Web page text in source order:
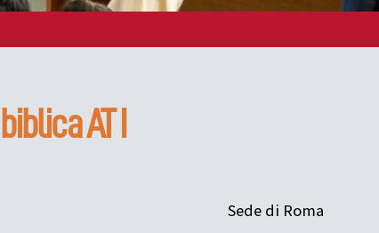
AT I
Sede di Roma